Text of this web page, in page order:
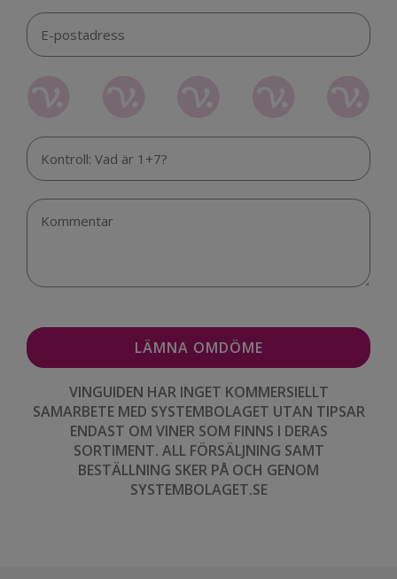
VINGUIDEN HAR INGET KOMMERSIELLT
SAMARBETE MED SYSTEMBOLAGET UTAN TIPSAR
ENDAST OM VINER SOM FINNS I DERAS
SORTIMENT. ALL FÖRSÄLJNING SAMT
BESTÄLLNING SKER PÅ OCH GENOM
SYSTEMBOLAGET.SE